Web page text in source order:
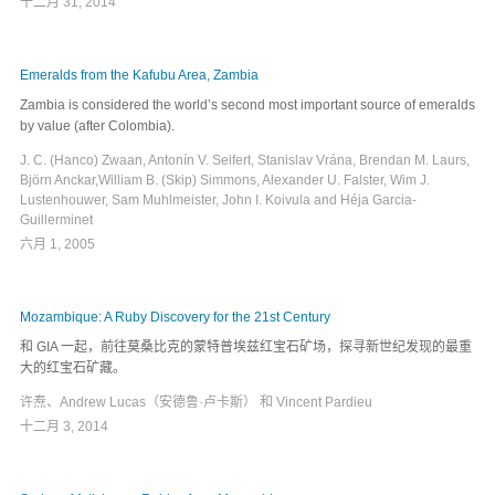
Emeralds from the Kafubu Area, Zambia
Zambia is considered the world’s second most important source of emeralds
by value (after Colombia).
J. C. (Hanco) Zwaan, Antonín V. Seifert, Stanislav Vrána, Brendan M. Laurs,
Björn Anckar,William B. (Skip) Simmons, Alexander U. Falster, Wim J.
Lustenhouwer, Sam Muhlmeister, John I. Koivula and Héja Garcia-
Guillerminet
六月 1, 2005
Mozambique: A Ruby Discovery for the 21st Century
和 GIA 一起，前往莫桑比克的蒙特普埃兹红宝石矿场，探寻新世纪发现的最重
大的红宝石矿藏。
许焘、Andrew Lucas（安德鲁·卢卡斯） 和 Vincent Pardieu
十二月 3, 2014